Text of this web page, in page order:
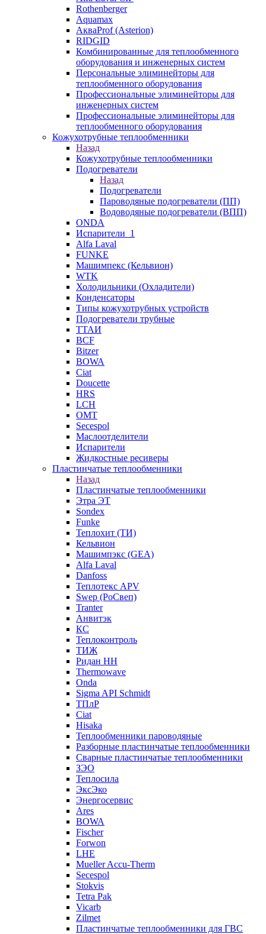
Rothenberger
Aquamax
АкваProf (Asterion)
RIDGID
Комбинированные для теплообменного
оборудования и инженерных систем
Персональные элиминейторы для
теплообменного оборудования
Профессиональные элиминейторы для
инженерных систем
Профессиональные элиминейторы для
теплообменного оборудования
Кожухотрубные теплообменники
Назад
Кожухотрубные теплообменники
Подогреватели
Назад
Подогреватели
Пароводяные подогреватели (ПП)
Водоводяные подогреватели (ВПП)
ONDA
Испарители_1
Alfa Laval
FUNKE
Машимпекс (Кельвион)
WTK
Холодильники (Охладители)
Конденсаторы
Типы кожухотрубных устройств
Подогреватели трубные
ТТАИ
BCF
Bitzer
BOWA
Ciat
Doucette
HRS
LCH
OMT
Secespol
Маслоотделители
Испарители
Жидкостные ресиверы
Пластинчатые теплообменники
Назад
Пластинчатые теплообменники
Этра ЭТ
Sondex
Funke
Теплохит (ТИ)
Кельвион
Машимпэкс (GEA)
Alfa Laval
Danfoss
Теплотекс APV
Swep (РоСвеп)
Tranter
Анвитэк
КС
Теплоконтроль
ТИЖ
Ридан НН
Thermowave
Onda
Sigma API Schmidt
ТПлР
Ciat
Hisaka
Теплообменники пароводяные
Разборные пластинчатые теплообменники
Сварные пластинчатые теплообменники
ЗЭО
Теплосила
ЭксЭко
Энергосервис
Ares
BOWA
Fischer
Forwon
LHE
Mueller Accu-Therm
Secespol
Stokvis
Tetra Pak
Vicarb
Zilmet
Пластинчатые теплообменники для ГВС